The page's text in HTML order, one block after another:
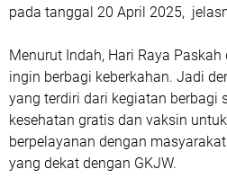
pada tanggal 20 April 2025,
Menurut Indah, Hari Raya Paskah
ingin berbagi keberkahan. Jadi
yang terdiri dari kegiatan berbagi
kesehatan gratis dan vaksin
berpelayanan dengan
yang dekat dengan GKJW.